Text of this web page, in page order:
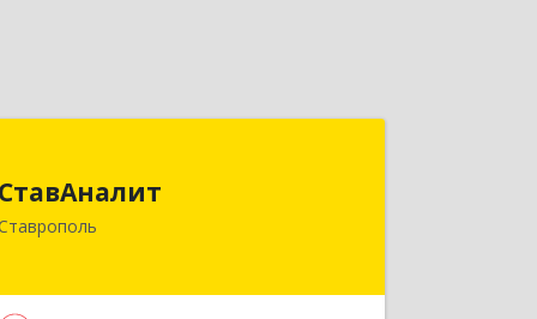
СтавАналит
Ставрополь г, Пирогова ул, дом № 66
Подробнее